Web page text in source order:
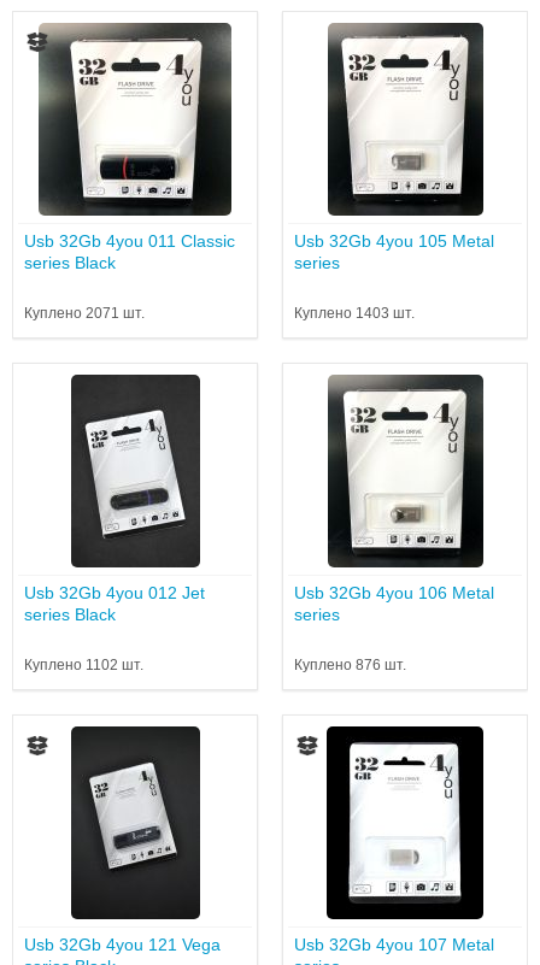
Usb 32Gb 4you 011 Classic
series Black
Куплено 2071 шт.
Usb 32Gb 4you 105 Metal
series
Куплено 1403 шт.
Usb 32Gb 4you 012 Jet
series Black
Куплено 1102 шт.
Usb 32Gb 4you 106 Metal
series
Куплено 876 шт.
Usb 32Gb 4you 121 Vega
Usb 32Gb 4you 107 Metal